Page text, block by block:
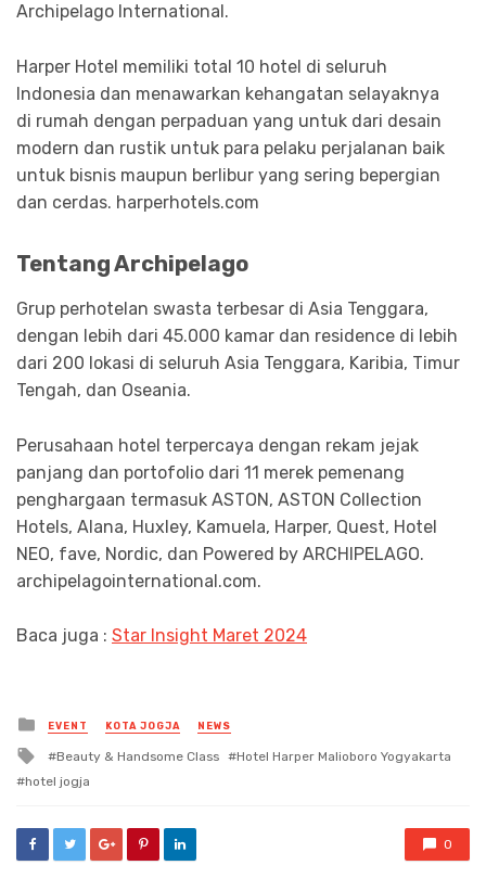
Archipelago International.
Harper Hotel memiliki total 10 hotel di seluruh
Indonesia dan menawarkan kehangatan selayaknya
di rumah dengan perpaduan yang untuk dari desain
modern dan rustik untuk para pelaku perjalanan baik
untuk bisnis maupun berlibur yang sering bepergian
dan cerdas. harperhotels.com
Tentang Archipelago
Grup perhotelan swasta terbesar di Asia Tenggara,
dengan lebih dari 45.000 kamar dan residence di lebih
dari 200 lokasi di seluruh Asia Tenggara, Karibia, Timur
Tengah, dan Oseania.
Perusahaan hotel terpercaya dengan rekam jejak
panjang dan portofolio dari 11 merek pemenang
penghargaan termasuk ASTON, ASTON Collection
Hotels, Alana, Huxley, Kamuela, Harper, Quest, Hotel
NEO, fave, Nordic, dan Powered by ARCHIPELAGO.
archipelagointernational.com.
Baca juga : Star Insight Maret 2024
Posted
in
EVENT KOTA JOGJA NEWS
Tagged
with
Beauty & Handsome Class
Hotel Harper Malioboro Yogyakarta
hotel jogja
0